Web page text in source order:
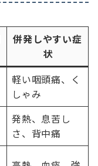
併発しやすい症
状
軽い咽頭痛、く
しゃみ
発熱、息苦し
さ、背中痛